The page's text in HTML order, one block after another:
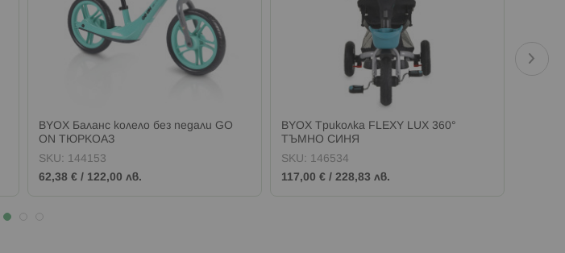
BYOX Баланс колело без педали GO
ON ТЮРКОАЗ
SKU: 144153
62,38 € / 122,00 лв.
BYOX Триколка FLEXY LUX 360°
ТЪМНО СИНЯ
SKU: 146534
117,00 € / 228,83 лв.